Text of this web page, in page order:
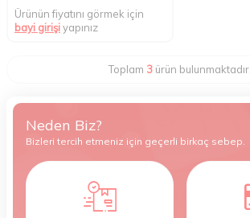
Ürünün fiyatını görmek için
bayi girişiyapınız
Toplam 3 ürün bulunmaktadır.
Neden Biz?
Bizleri tercih etmeniz için geçerli birkaç sebep.